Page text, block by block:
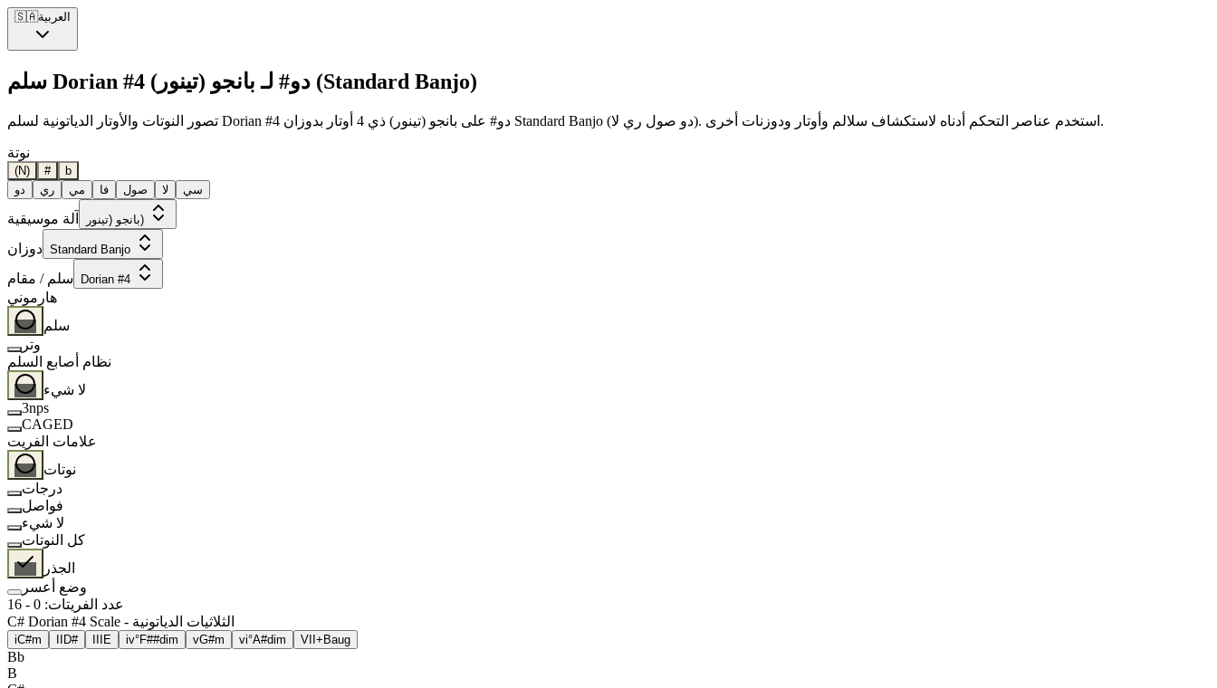
🇸🇦العربية
سلم Dorian #4 دو# لـ بانجو (تينور) (Standard Banjo)
تصور النوتات والأوتار الدياتونية لسلم Dorian #4 دو# على بانجو (تينور) ذي 4 أوتار بدوزان Standard Banjo (دو صول ري لا). استخدم عناصر التحكم أدناه لاستكشاف سلالم وأوتار ودوزنات أخرى.
نوتة
(N) #
b
دو
ري مي فا صول لا سي
آلة موسيقية بانجو (تينور)
دوزان Standard Banjo
سلم / مقام Dorian #4
هارموني
سلم
وتر
نظام أصابع السلم
لا شيء
3nps
CAGED
علامات الفريت
نوتات
درجات
فواصل
لا شيء
كل النوتات
الجذر
وضع أعسر
عدد الفريتات:
0
-
16
C# Dorian #4 Scale - الثلاثيات الدياتونية
iC#m D# E iv°F##dim vG#m vi°A#dim VII+ Baug
Bb
B